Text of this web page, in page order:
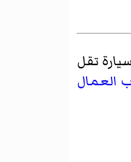
تقل
العمال